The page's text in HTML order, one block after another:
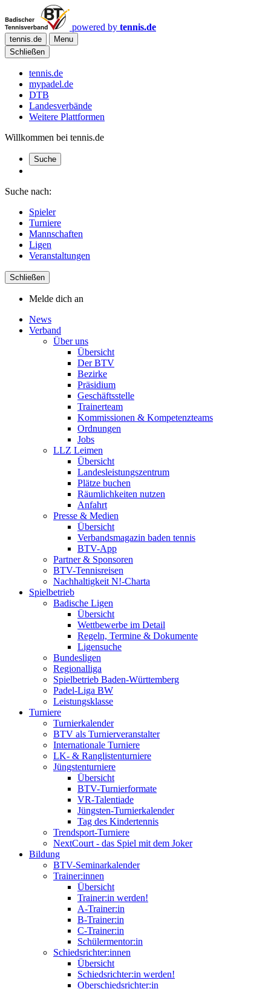
powered by tennis.de
tennis.de
Menu
Schließen
tennis.de
mypadel.de
DTB
Landesverbände
Weitere Plattformen
Willkommen bei tennis.de
Suche
Suche nach:
Spieler
Turniere
Mannschaften
Ligen
Veranstaltungen
Schließen
Melde dich an
News
Verband
Über uns
Übersicht
Der BTV
Bezirke
Präsidium
Geschäftsstelle
Trainerteam
Kommissionen & Kompetenzteams
Ordnungen
Jobs
LLZ Leimen
Übersicht
Landesleistungszentrum
Plätze buchen
Räumlichkeiten nutzen
Anfahrt
Presse & Medien
Übersicht
Verbandsmagazin baden tennis
BTV-App
Partner & Sponsoren
BTV-Tennisreisen
Nachhaltigkeit N!-Charta
Spielbetrieb
Badische Ligen
Übersicht
Wettbewerbe im Detail
Regeln, Termine & Dokumente
Ligensuche
Bundesligen
Regionalliga
Spielbetrieb Baden-Württemberg
Padel-Liga BW
Leistungsklasse
Turniere
Turnierkalender
BTV als Turnierveranstalter
Internationale Turniere
LK- & Ranglistenturniere
Jüngstenturniere
Übersicht
BTV-Turnierformate
VR-Talentiade
Jüngsten-Turnierkalender
Tag des Kindertennis
Trendsport-Turniere
NextCourt - das Spiel mit dem Joker
Bildung
BTV-Seminarkalender
Trainer:innen
Übersicht
Trainer:in werden!
A-Trainer:in
B-Trainer:in
C-Trainer:in
Schülermentor:in
Schiedsrichter:innen
Übersicht
Schiedsrichter:in werden!
Oberschiedsrichter:in